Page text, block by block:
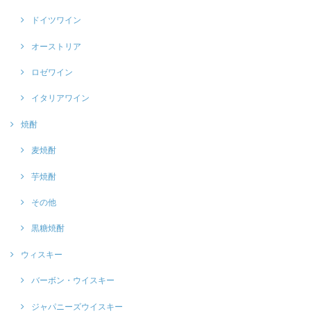
ドイツワイン
オーストリア
ロゼワイン
イタリアワイン
焼酎
麦焼酎
芋焼酎
その他
黒糖焼酎
ウィスキー
バーボン・ウイスキー
ジャパニーズウイスキー